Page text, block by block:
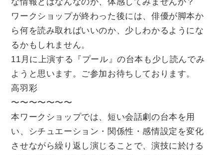
な情報とはなんなのか、体感してみませんか？
ワークショップが終わった後には、俳優が脚本か
ら何を読み取ればいいのか、少しわかるようにな
るかもしれません。
11月に上演する『プール』の台本も少し読んでみ
ようと思います。ご参加お待ちしております。
高羽彩
〜〜〜〜〜〜〜
本ワークショップでは、短い会話劇の台本を用
い、シチュエーション・関係性・感情設定を変化
させながら繰り返し演じることで、演技に於ける